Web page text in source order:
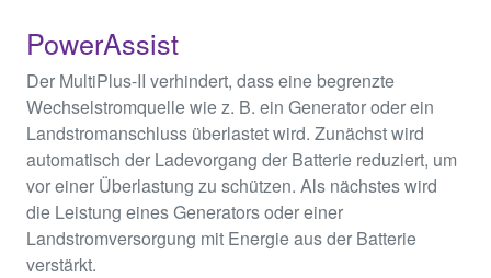
PowerAssist
Der MultiPlus-II verhindert, dass eine begrenzte
Wechselstromquelle wie z. B. ein Generator oder ein
Landstromanschluss überlastet wird. Zunächst wird
automatisch der Ladevorgang der Batterie reduziert, um
vor einer Überlastung zu schützen. Als nächstes wird
die Leistung eines Generators oder einer
Landstromversorgung mit Energie aus der Batterie
verstärkt.